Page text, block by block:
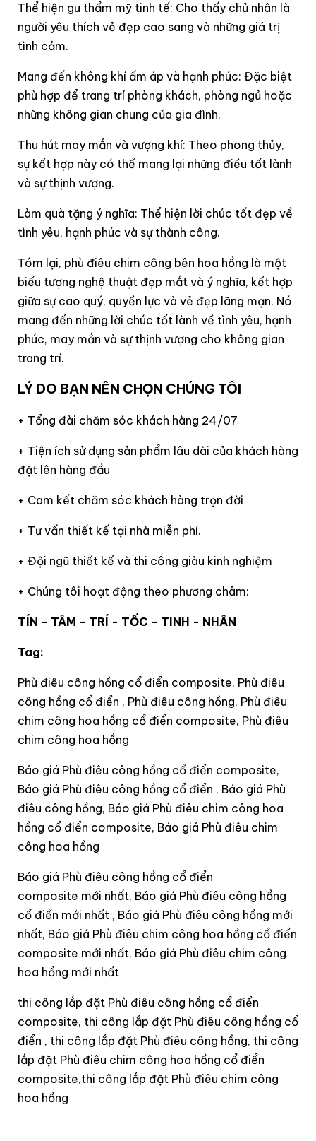
Thể hiện gu thẩm mỹ tinh tế: Cho thấy chủ nhân là
người yêu thích vẻ đẹp cao sang và những giá trị
tình cảm.
Mang đến không khí ấm áp và hạnh phúc: Đặc biệt
phù hợp để trang trí phòng khách, phòng ngủ hoặc
những không gian chung của gia đình.
Thu hút may mắn và vượng khí: Theo phong thủy,
sự kết hợp này có thể mang lại những điều tốt lành
và sự thịnh vượng.
Làm quà tặng ý nghĩa: Thể hiện lời chúc tốt đẹp về
tình yêu, hạnh phúc và sự thành công.
Tóm lại, phù điêu chim công bên hoa hồng là một
biểu tượng nghệ thuật đẹp mắt và ý nghĩa, kết hợp
giữa sự cao quý, quyền lực và vẻ đẹp lãng mạn. Nó
mang đến những lời chúc tốt lành về tình yêu, hạnh
phúc, may mắn và sự thịnh vượng cho không gian
trang trí.
LÝ DO BẠN NÊN CHỌN CHÚNG TÔI
+ Tổng đài chăm sóc khách hàng 24/07
+ Tiện ích sử dụng sản phẩm lâu dài của khách hàng
đặt lên hàng đầu
+ Cam kết chăm sóc khách hàng trọn đời
+ Tư vấn thiết kế tại nhà miễn phí.
+ Đội ngũ thiết kế và thi công giàu kinh nghiệm
+ Chúng tôi hoạt động theo phương châm:
TÍN - TÂM - TRÍ - TỐC - TINH - NHÂN
Tag:
Phù điêu công hồng cổ điển composite, Phù điêu
công hồng cổ điển , Phù điêu công hồng, Phù điêu
chim công hoa hồng cổ điển composite, Phù điêu
chim công hoa hồng
Báo giá Phù điêu công hồng cổ điển composite,
Báo giá Phù điêu công hồng cổ điển , Báo giá Phù
điêu công hồng, Báo giá Phù điêu chim công hoa
hồng cổ điển composite, Báo giá Phù điêu chim
công hoa hồng
Báo giá Phù điêu công hồng cổ điển
composite mới nhất, Báo giá Phù điêu công hồng
cổ điển mới nhất , Báo giá Phù điêu công hồng mới
nhất, Báo giá Phù điêu chim công hoa hồng cổ điển
composite mới nhất, Báo giá Phù điêu chim công
hoa hồng mới nhất
thi công lắp đặt Phù điêu công hồng cổ điển
composite, thi công lắp đặt Phù điêu công hồng cổ
điển , thi công lắp đặt Phù điêu công hồng, thi công
lắp đặt Phù điêu chim công hoa hồng cổ điển
composite,thi công lắp đặt Phù điêu chim công
hoa hồng